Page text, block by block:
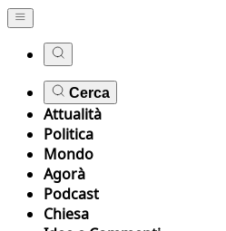
Cerca
Attualità
Politica
Mondo
Agorà
Podcast
Chiesa